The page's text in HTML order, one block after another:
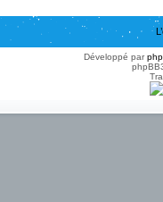
Développé par